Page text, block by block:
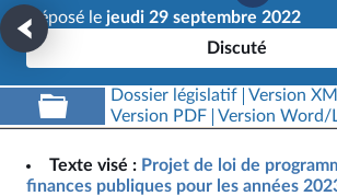
Déposé le jeudi 29 septembre 2022
Discuté
Dossier législatif Version
Version PDF
Version Word/
Texte visé : Projet de loi de
finances publiques pour les années